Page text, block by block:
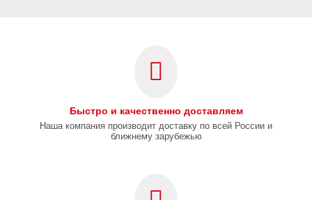
Быстро и качественно доставляем
Наша компания производит доставку по всей России и
ближнему зарубежью